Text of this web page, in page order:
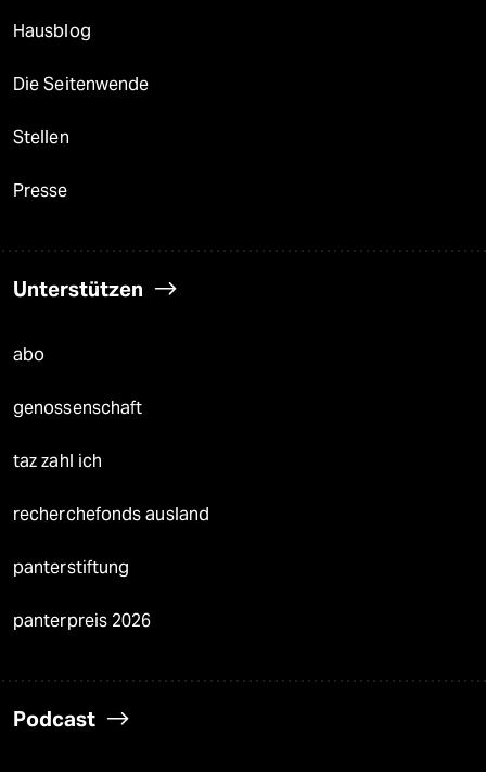
Hausblog
Die Seitenwende
Stellen
Presse
Unterstützen
abo
genossenschaft
taz zahl ich
recherchefonds ausland
panterstiftung
panterpreis 2026
Podcast